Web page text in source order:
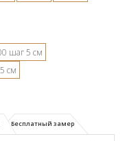
шаг 5 см
см
Бесплатный замер